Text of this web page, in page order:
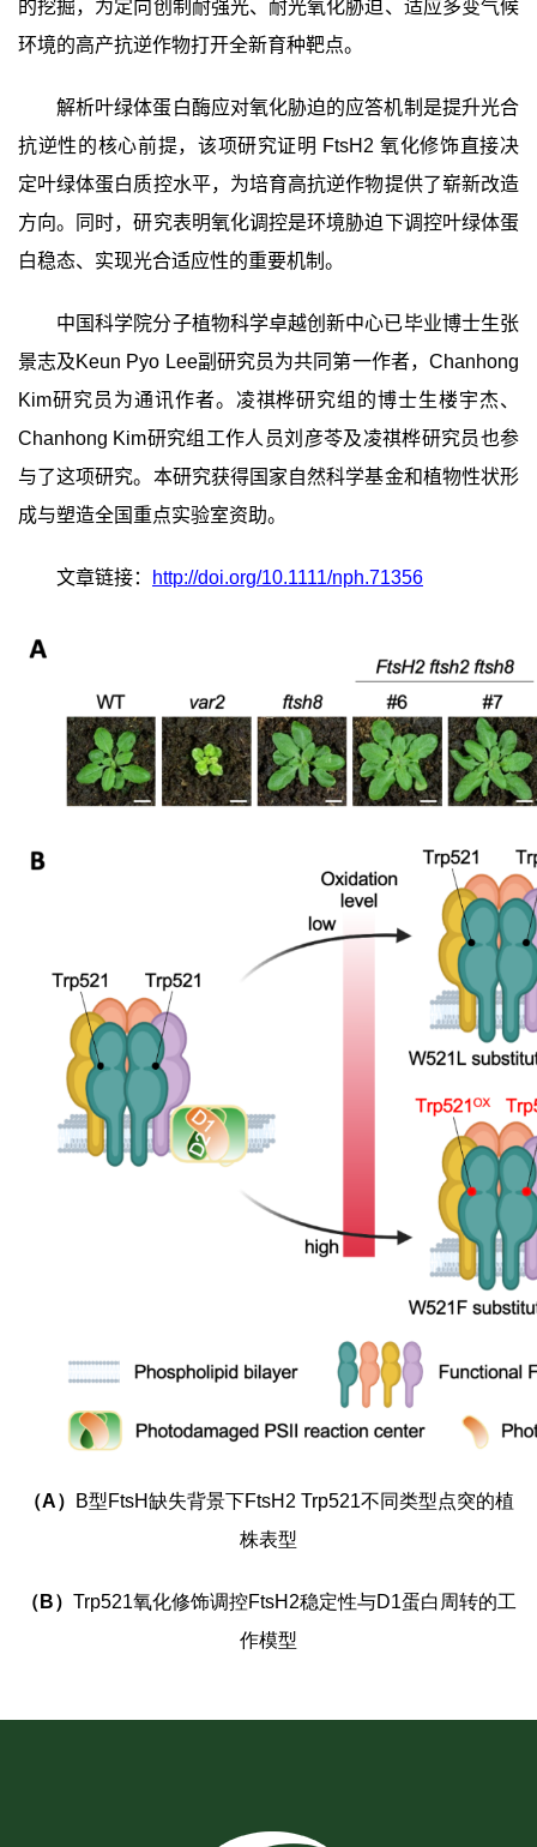
的挖掘，为定向创制耐强光、耐光氧化胁迫、适应多变气候
环境的高产抗逆作物打开全新育种靶点。
解析叶绿体蛋白酶应对氧化胁迫的应答机制是提升光合
抗逆性的核心前提，该项研究证明 FtsH2氧化修饰直接决
定叶绿体蛋白质控水平，为培育高抗逆作物提供了崭新改造
方向。同时，研究表明氧化调控是环境胁迫下调控叶绿体蛋
白稳态、实现光合适应性的重要机制。
中国科学院分子植物科学卓越创新中心已毕业博士生张
景志及Keun Pyo Lee副研究员为共同 第一作者，Chanhong
Kim研究员为通讯作者。 凌祺桦研究组的博士生楼宇杰、
Chanhong Kim研究组 工作人员刘彦苓及凌祺桦研究员也参
与了这项研究。 本研究获得国家自然科学基金和植物性状形
成与塑造全国重点实验室资助。
文章链接： http://doi.org/10.1111/nph.71356
（A） B型FtsH缺失背景下FtsH2 Trp521不同类型点突的植
株表型
（ B） Trp521氧化修饰调控FtsH2稳定性与D1蛋白周转的工
作模型